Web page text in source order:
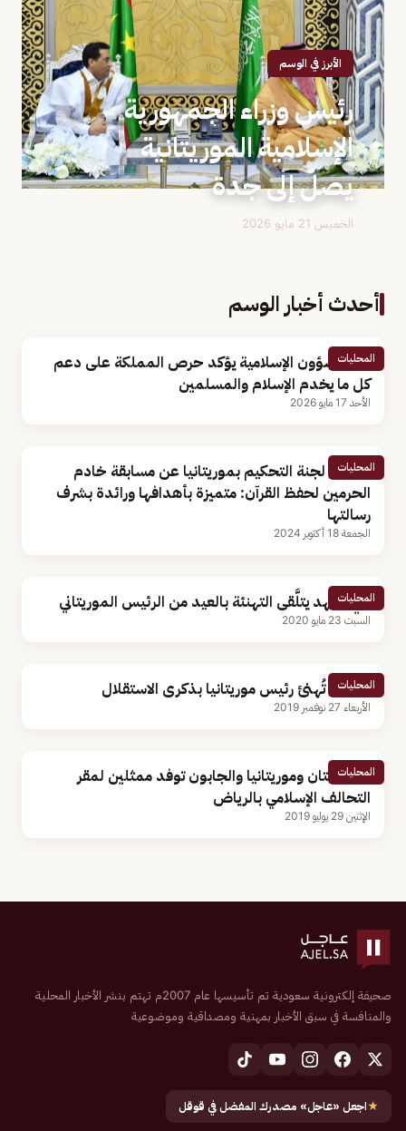
الأبرز في الوسم
رئيس وزراء الجمهورية
الإسلامية الموريتانية
يصل إلى جدة
الخميس 21 مايو 2026
أحدث أخبار الوسم
المحليات
وزير الشؤون الإسلامية يؤكد حرص المملكة على دعم
كل ما يخدم الإسلام والمسلمين
الأحد 17 مايو 2026
المحليات
أعضاء لجنة التحكيم بموريتانيا عن مسابقة خادم
الحرمين لحفظ القرآن: متميزة بأهدافها ورائدة بشرف
رسالتها
الجمعة 18 أكتوبر 2024
المحليات
ولي العهد يتلَّقى التهنئة بالعيد من الرئيس الموريتاني
السبت 23 مايو 2020
المحليات
القيادة تُهنئ رئيس موريتانيا بذكرى الاستقلال
الأربعاء 27 نوفمبر 2019
المحليات
أفغانستان وموريتانيا والجابون توفد ممثلين لمقر
التحالف الإسلامي بالرياض
الإثنين 29 يوليو 2019
صحيفة إلكترونية سعودية تم تأسيسها عام 2007م تهتم بنشر الأخبار المحلية
والمنافسة في سبق الأخبار بمهنية ومصداقية وموضوعية
★اجعل «عاجل» مصدرك المفضل في قوقل